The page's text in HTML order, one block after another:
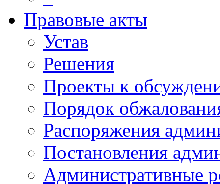
Правовые акты
Устав
Решения
Проекты к
Порядок
Распоряжения
Постановления
Административные